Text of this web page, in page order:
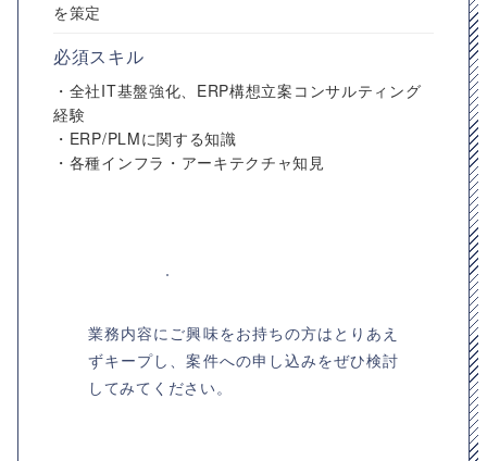
を策定
必須スキル
・全社IT基盤強化、ERP構想立案コンサルティング
経験
・ERP/PLMに関する知識
・各種インフラ・アーキテクチャ知見
業務内容にご興味をお持ちの方はとりあえ
ずキープし、案件への申し込みをぜひ検討
してみてください。